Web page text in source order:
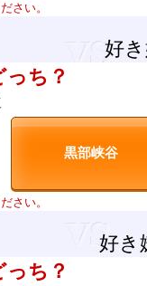
さい。
好
ち？
さい。
好き
ち？